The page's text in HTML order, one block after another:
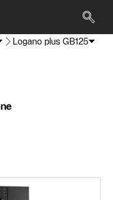
Logano plus GB125